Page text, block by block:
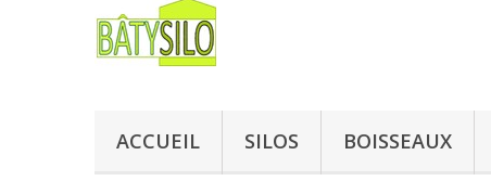
ACCUEIL SILOS BOISSEAUX